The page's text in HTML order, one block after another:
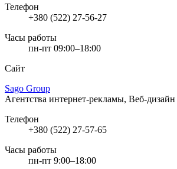
Телефон
+380 (522) 27-56-27
Часы работы
пн-пт 09:00–18:00
Сайт
Sago Group
Агентства интернет-рекламы, Веб-дизайн
Телефон
+380 (522) 27-57-65
Часы работы
пн-пт 9:00–18:00